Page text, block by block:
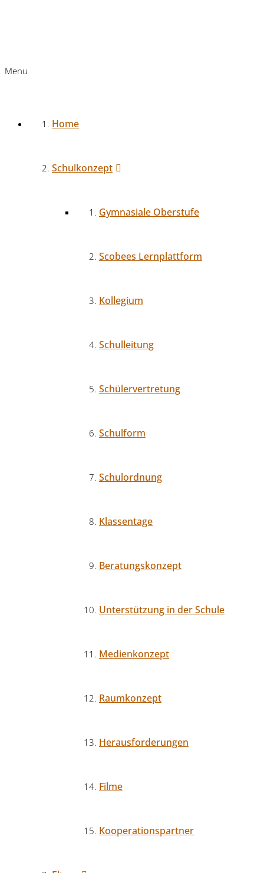
Menu
Home
Schulkonzept
Gymnasiale Oberstufe
Scobees Lernplattform
Kollegium
Schulleitung
Schülervertretung
Schulform
Schulordnung
Klassentage
Beratungskonzept
Unterstützung in der Schule
Medienkonzept
Raumkonzept
Herausforderungen
Filme
Kooperationspartner